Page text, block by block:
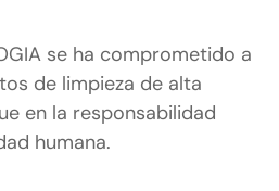
se ha comprometido a
de limpieza de alta
en la responsabilidad
humana.